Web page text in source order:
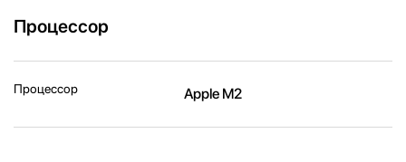
Процессор
Процессор Apple M2